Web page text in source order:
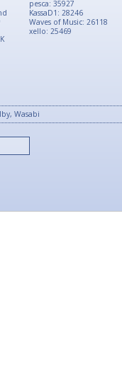
pesca: 35927
KassaD1: 28246
Waves of Music: 26118
xello: 25469
Wasabi